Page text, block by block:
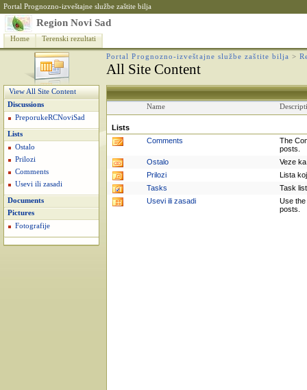
Portal Prognozno-izveštajne službe zaštite bilja
Region Novi Sad
Home Terenski rezultati
Portal Prognozno-izveštajne službe zaštite bilja >
All Site Content
View All Site Content
Discussions
PreporukeRCNoviSad
Lists
Ostalo
Prilozi
Comments
Usevi ili zasadi
Documents
Pictures
Fotografije
Name
Lists
Comments
The
posts.
Ostalo
Veze
Prilozi
Lista
Tasks
Task
Usevi ili zasadi
Use the
posts.